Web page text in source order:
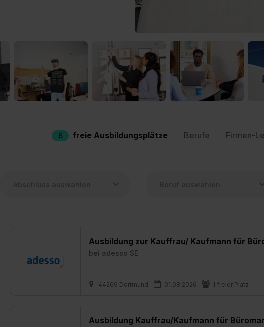
6 freie Ausbildungsplätze Berufe Firmen-
Ausbildung zur Kauffrau/ Kaufmann für
bei adesso SE
44269 Dortmund 01.08.2026 1 freier Platz
Ausbildung Kauffrau/Kaufmann für